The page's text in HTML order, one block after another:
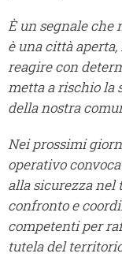
È un segnale che
è una città
reagire con
metta a rischio la
della nostra
Nei prossimi
operativo
alla sicurezza nel
confronto e
competenti per
tutela del